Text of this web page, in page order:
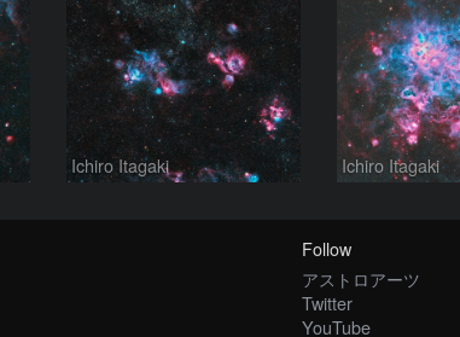
Ichiro Itagaki Ichiro Itagaki
Follow
アストロアーツ
Twitter
YouTube